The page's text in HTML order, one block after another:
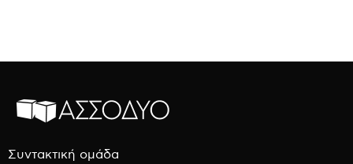
Συντακτική ομάδα